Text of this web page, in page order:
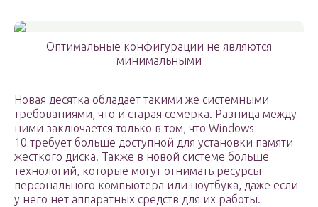
Оптимальные конфигурации не являются
минимальными
Новая десятка обладает такими же системными
требованиями, что и старая семерка. Разница между
ними заключается только в том, что Windows
10 требует больше доступной для установки памяти
жесткого диска. Также в новой системе больше
технологий, которые могут отнимать ресурсы
персонального компьютера или ноутбука, даже если
у него нет аппаратных средств для их работы.